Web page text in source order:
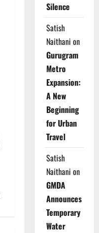
Silence
Satish
Naithani on
Gurugram
Metro
Expansion:
A New
Beginning
for Urban
Travel
Satish
Naithani on
GMDA
Announces
Temporary
Water